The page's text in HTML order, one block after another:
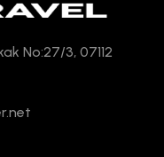
No:27/3, 07112